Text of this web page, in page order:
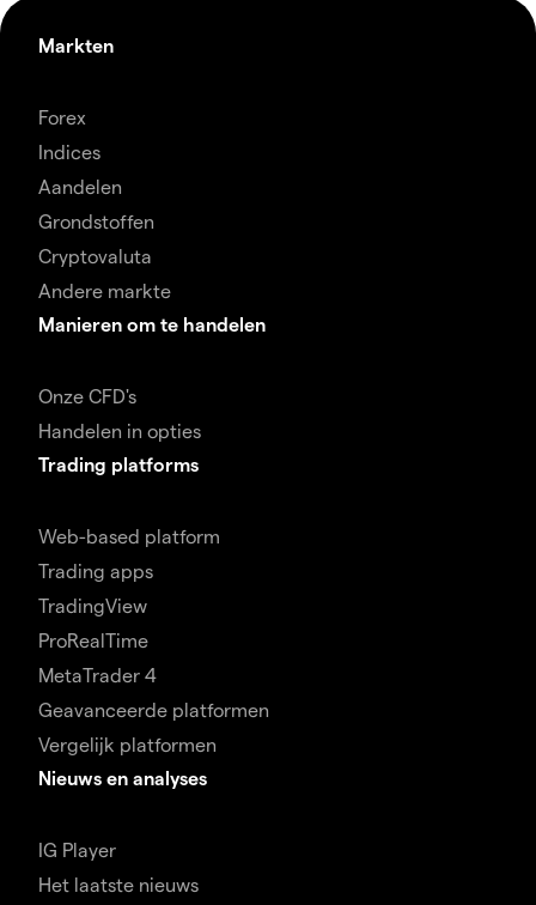
Markten
Forex
Indices
Aandelen
Grondstoffen
Cryptovaluta
Andere markte
Manieren om te handelen
Onze CFD's
Handelen in opties
Trading platforms
Web-based platform
Trading apps
TradingView
ProRealTime
MetaTrader 4
Geavanceerde platformen
Vergelijk platformen
Nieuws en analyses
IG Player
Het laatste nieuws